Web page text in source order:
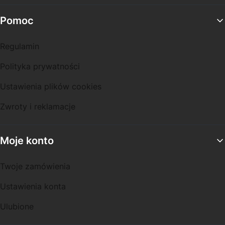
Pomoc
Regulamin
Polityka prywatności
Ustawienia plików cookies
Zwroty i reklamacje
Moje konto
Twoje zamówienia
Ustawienia konta
Ulubione